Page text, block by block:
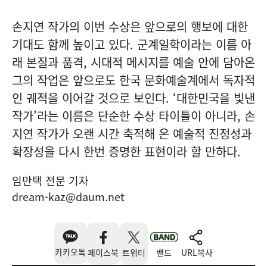
손지연 작가의 이번 수상은 앞으로의 행보에 대한
기대도 함께 높이고 있다. 군계일학이라는 이름 아
래 본질과 품격, 시대적 메시지를 예술 안에 담아온
그의 작업은 앞으로도 한국 문화예술계에서 독자적
인 궤적을 이어갈 것으로 보인다. ‘대한민국을 빛낸
작가’라는 이름은 단순한 수상 타이틀이 아니라, 손
지연 작가가 오랜 시간 축적해 온 예술적 진정성과
확장성을 다시 한번 증명한 표현이라 할 만하다.
임만택 전문 기자
dream-kaz@daum.net
카카오톡 페이스북 트위터 밴드 URL복사